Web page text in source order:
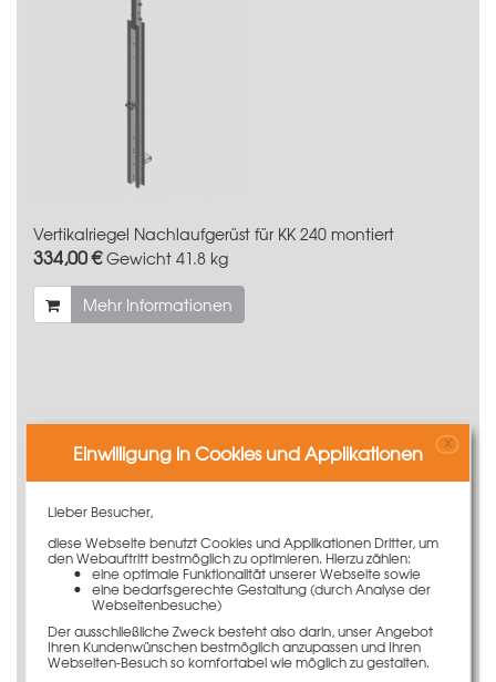
Vertikalriegel Nachlaufgerüst für KK 240 montiert
334,00 €Gewicht 41.8 kg
Mehr Informationen
Vertikalträger 299cm montiert für KK 240
Einwilligung in Cookies und Applikationen X
Lieber Besucher,
diese Webseite benutzt Cookies und Applikationen Dritter, um
den Webauftritt bestmöglich zu optimieren. Hierzu zählen:
eine optimale Funktionalität unserer Webseite sowie
eine bedarfsgerechte Gestaltung (durch Analyse der
Webseitenbesuche)
Der ausschließliche Zweck besteht also darin, unser Angebot
Ihren Kundenwünschen bestmöglich anzupassen und Ihren
Webseiten-Besuch so komfortabel wie möglich zu gestalten.